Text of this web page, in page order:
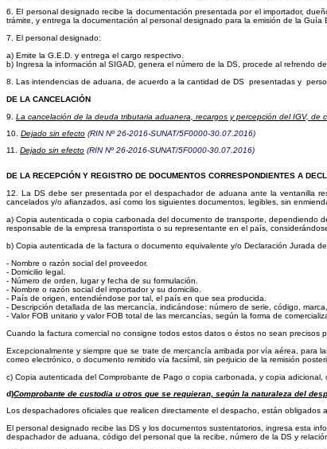
6. El personal designado recibe la documentación presentada por el importador,
trámite, y entrega la documentación al personal designado para la emisión de la Guía
7.
El personal designado:
a) Emite la G.E.D. y entrega el cargo respectivo.
b) Ingresa la información al SIGAD, genera el número de la DS, procede al refrendo
8.
Las intendencias de aduana, de acuerdo a la cantidad de DS presentadas y
DE LA CANCELACIÓN
9.
La cancelación de la deuda tributaria aduanera, recargos y percepción del IGV, de
10. Dejado sin efecto (RIN Nº 26-2016-SUNAT/5F0000-30.07.2016)
11.
Dejado sin efecto (RIN Nº 26-2016-SUNAT/5F0000-30.07.2016)
DE LA RECEPCIÓN Y REGISTRO DE DOCUMENTOS CORRESPONDIENTES A
12.
La DS debe ser presentada por el despachador de aduana ante la ventanilla
cancelados y/o afianzados, así como los siguientes documentos, legibles, sin
a) Copia autenticada o copia carbonada del documento de transporte, dependiendo
responsable de la empresa transportista o su representante en el país,
b) Copia autenticada de la factura o documento equivalente y/o Declaración Jurada
- Nombre o razón social del proveedor.
- Domicilio legal.
- Número de orden, lugar y fecha de su formulación.
- Nombre o razón social del importador y su domicilio.
- País de origen, entendiéndose por tal, el país en que sea producida.
- Descripción detallada de las mercancía, indicándose: número de serie, código,
- Valor FOB unitario y valor FOB total de las mercancías, según la forma de
Cuando la factura comercial no consigne todos estos datos o éstos no sean precisos
Excepcionalmente y siempre que se trate de mercancía arribada por vía aérea, para
correo electrónico, o documento remitido vía facsímil, sin perjuicio de la remisión
c) Copia autenticada del Comprobante de Pago o copia carbonada, y copia
d)Comprobante de custodia u otros que se requieran, según la naturaleza del
Los despachadores oficiales que realicen directamente el despacho, están obligados
El personal designado recibe las DS y los documentos sustentatorios, ingresa esta
despachador de aduana, código del personal que la recibe, número de la DS y